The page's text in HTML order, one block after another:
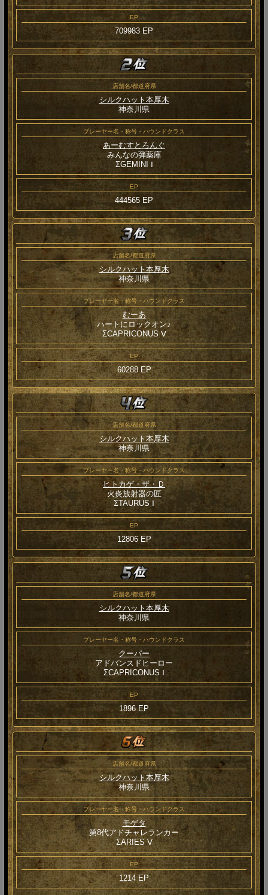
EP
709983 EP
店舗名/都道府県
シルクハット本厚木
神奈川県
プレーヤー名・称号・ハウンドクラス
あーむすとろんぐ
みんなの弾薬庫
ΣGEMINI Ⅰ
EP
444565 EP
店舗名/都道府県
シルクハット本厚木
神奈川県
プレーヤー名・称号・ハウンドクラス
むーあ
ハートにロックオン♪
ΣCAPRICONUS Ⅴ
EP
60288 EP
店舗名/都道府県
シルクハット本厚木
神奈川県
プレーヤー名・称号・ハウンドクラス
ヒトカゲ・ザ・Ｄ
火炎放射器の匠
ΣTAURUS Ⅰ
EP
12806 EP
店舗名/都道府県
シルクハット本厚木
神奈川県
プレーヤー名・称号・ハウンドクラス
クーパー
アドバンスドヒーロー
ΣCAPRICONUS Ⅰ
EP
1896 EP
店舗名/都道府県
シルクハット本厚木
神奈川県
プレーヤー名・称号・ハウンドクラス
モゲタ
第8代アドチャレランカー
ΣARIES Ⅴ
EP
1214 EP